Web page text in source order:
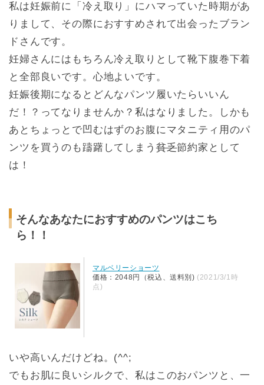
私は妊娠前に「冷え取り」にハマっていた時期があ
りまして、その際におすすめされて出会ったブラン
ドさんです。
妊婦さんにはもちろん冷え取りとして靴下腹巻下着
と全部良いです。心地よいです。
妊娠後期になるとどんなパンツ履いたらいいん
だ！？ってなりませんか？私はなりました。しかも
あとちょっとで凹むはずのお腹にマタニティ用のパ
ンツを買うのも躊躇してしまう貧乏節約家として
は！
そんなあなたにおすすめのパンツはこち
ら！！
マルベリーショーツ
価格：2048円（税込、送料別) (2021/3/1時
点)
いや高いんだけどね。(^^;
でもお肌に良いシルクで、私はこのおパンツと、一